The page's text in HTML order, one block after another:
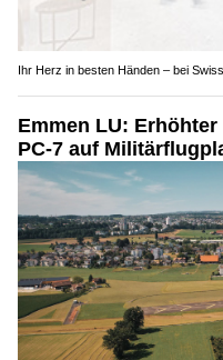
Ihr Herz in besten Händen – bei
Emmen LU:
PC-7 auf